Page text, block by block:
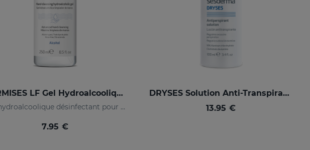
GERMISES LF Gel Hydroalcoolique Pour Les Mains 250ml
Gel hydroalcoolique désinfectant pour les mains avec alcool
7.95 €
DRYSES Solution Anti-Transpirante
13.95 €